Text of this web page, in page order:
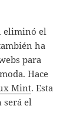
eliminó el
ha
para
Hace
Mint. Esta
será el